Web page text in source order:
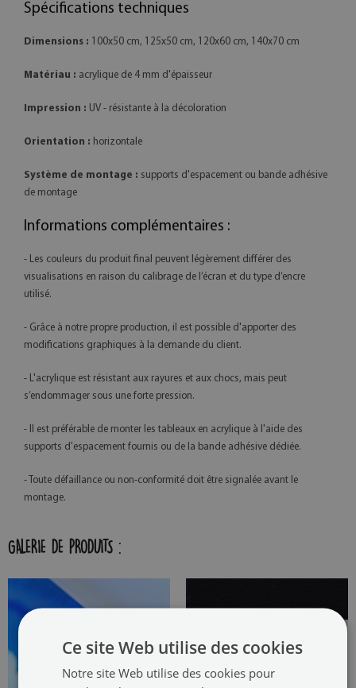
Spécifications techniques
Dimensions : 100x50 cm, 125x50 cm, 120x60 cm, 140x70 cm
Matériau : acrylique de 4 mm d'épaisseur
Impression : UV - résistante à la décoloration
Orientation : horizontale
Système de montage : supports d'espacement ou bande adhésive
de montage
Informations complémentaires :
- Les couleurs du produit final peuvent légèrement différer des
visualisations en raison du calibrage de l’écran et du type d’encre
utilisé.
- Grâce à notre propre production, il est possible d'apporter des
modifications graphiques à la demande du client.
- L'acrylique est résistant aux rayures et aux chocs, mais peut
s’endommager sous une forte pression.
- Il est préférable de monter les tableaux en acrylique à l'aide des
supports d'espacement fournis ou de la bande adhésive dédiée.
- Toute défaillance ou non-conformité doit être signalée avant le
montage.
GALERIE DE PRODUITS :
Ce site Web utilise des cookies
Notre site Web utilise des cookies pour